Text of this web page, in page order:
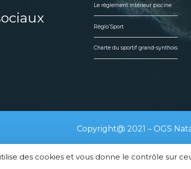
Le règlement intérieur piscine
Règlo’Sport
Charte du sportif grand-synthois
Copyright@ 2021 – OGS
des cookies et vous donne le contrôle sur